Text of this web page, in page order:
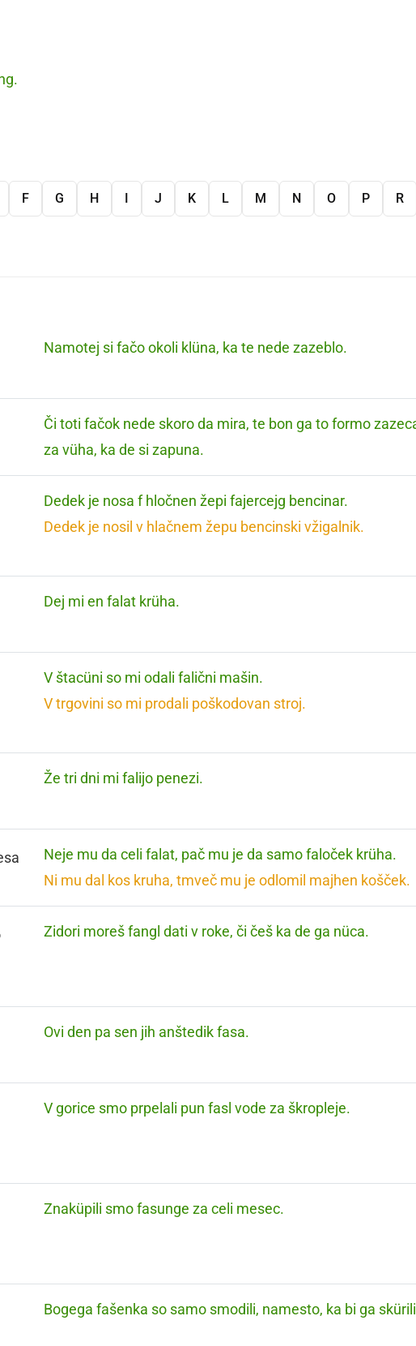
F G H I J K L M N O P R
Namotej si fačo okoli klüna, ka te nede zazeblo.
Či toti fačok nede skoro da mira, te bon ga to formo
za vüha, ka de si zapuna.
Dedek je nosa f hločnen žepi fajercejg bencinar.
Dedek je nosil v hlačnem žepu bencinski vžigalnik.
Dej mi en falat krüha.
V štacüni so mi odali falični mašin.
V trgovini so mi prodali poškodovan stroj.
Že tri dni mi falijo penezi.
Neje mu da celi falat, pač mu je da samo faloček krüha.
Ni mu dal kos kruha, tmveč mu je odlomil majhen košček.
Zidori moreš fangl dati v roke, či češ ka de ga nüca.
Ovi den pa sen jih anštedik fasa.
V gorice smo prpelali pun fasl vode za škropleje.
Znaküpili smo fasunge za celi mesec.
Bogega fašenka so samo smodili, namesto, ka bi ga